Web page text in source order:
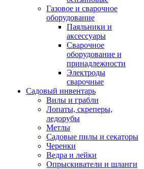
Газовое и сварочное
оборудование
Паяльники и
аксессуары
Сварочное
оборудование и
принадлежности
Электроды
сварочные
Садовый инвентарь
Вилы и грабли
Лопаты, скреперы,
ледорубы
Метлы
Садовые пилы и секаторы
Черенки
Ведра и лейки
Опрыскиватели и шланги